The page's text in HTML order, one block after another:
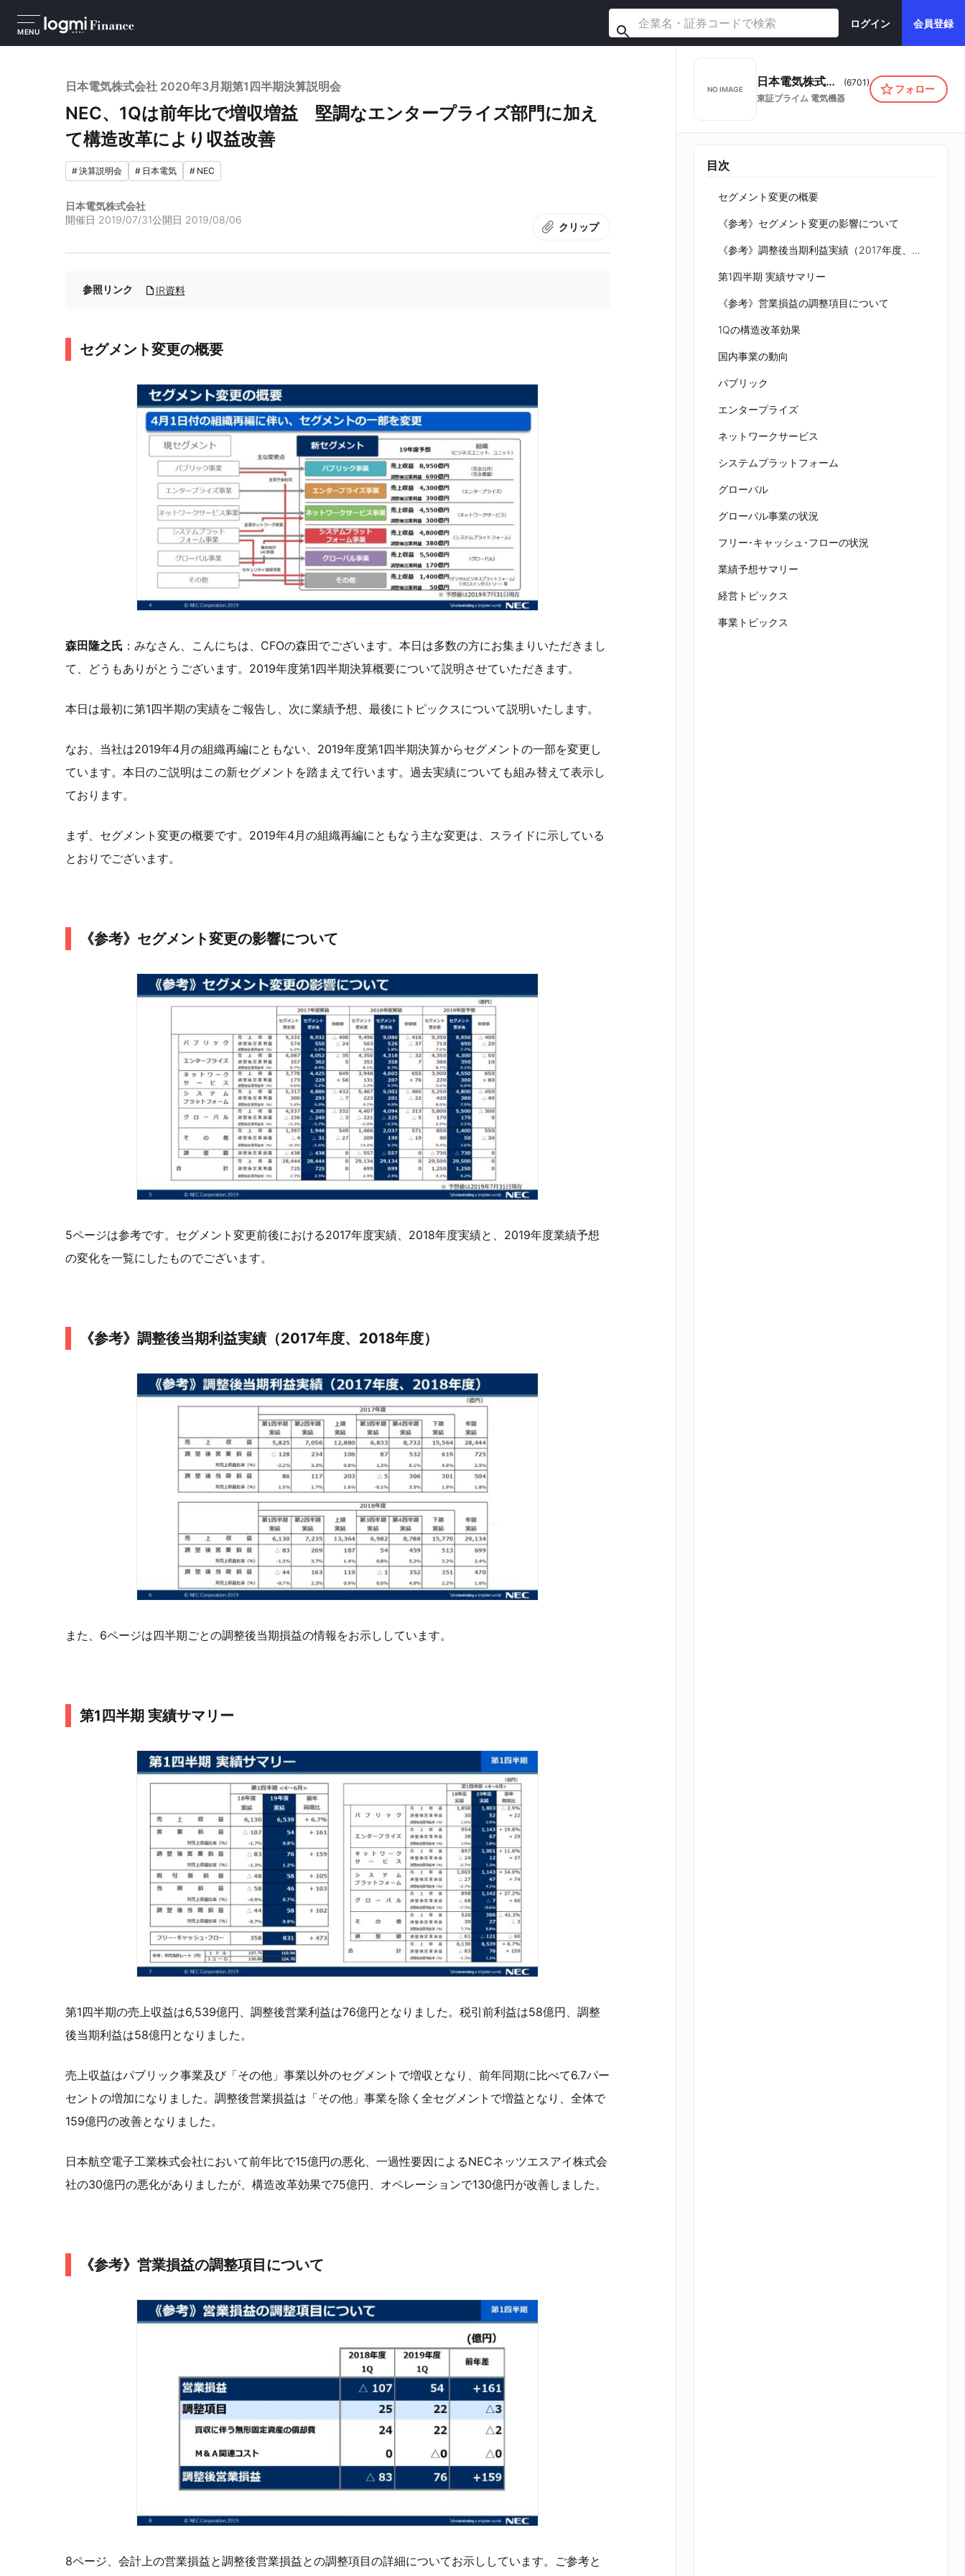
MENU
ログイン 会員登録
日本電気株式会社 2020年3月期第1四半期決算説明会
NEC、1Qは前年比で増収増益 堅調なエンタープライズ部門に加え
て構造改革により収益改善
#決算説明会 # 日本電気 # NEC
日本電気株式会社
開催日 2019/07/31公開日 2019/08/06
クリップ
参照リンク IR資料
セグメント変更の概要
森田隆之氏 ：みなさん、こんにちは、CFOの森田でございます。本日は多数の方にお集まりいただきまし
て、どうもありがとうございます。2019年度第1四半期決算概要について説明させていただきます。
本日は最初に第1四半期の実績をご報告し、次に業績予想、最後にトピックスについて説明いたします。
なお、当社は2019年4月の組織再編にともない、2019年度第1四半期決算からセグメントの一部を変更し
ています。本日のご説明はこの新セグメントを踏まえて行います。過去実績についても組み替えて表示し
ております。
まず、セグメント変更の概要です。2019年4月の組織再編にともなう主な変更は、スライドに示している
とおりでございます。
《参考》セグメント変更の影響について
5ページは参考です。セグメント変更前後における2017年度実績、2018年度実績と、2019年度業績予想
の変化を一覧にしたものでございます。
《参考》調整後当期利益実績（2017年度、2018年度）
また、6ページは四半期ごとの調整後当期損益の情報をお示ししています。
第1四半期 実績サマリー
第1四半期の売上収益は6,539億円、調整後営業利益は76億円となりました。税引前利益は58億円、調整
後当期利益は58億円となりました。
売上収益はパブリック事業及び「その他」事業以外のセグメントで増収となり、前年同期に比べて6.7パー
セントの増加になりました。調整後営業損益は「その他」事業を除く全セグメントで増益となり、全体で
159億円の改善となりました。
日本航空電子工業株式会社において前年比で15億円の悪化、一過性要因によるNECネッツエスアイ株式会
社の30億円の悪化がありましたが、構造改革効果で75億円、オペレーションで130億円が改善しました。
《参考》営業損益の調整項目について
8ページ、会計上の営業損益と調整後営業損益との調整項目の詳細についてお示ししています。ご参考と
NO IMAGE
日本電気株式会社 (6701)
東証プライム 電気機器
フォロー
目次
セグメント変更の概要
《参考》セグメント変更の影響について
《参考》調整後当期利益実績（2017年度、2018年度）
第1四半期 実績サマリー
《参考》営業損益の調整項目について
1Qの構造改革効果
国内事業の動向
パブリック
エンタープライズ
ネットワークサービス
システムプラットフォーム
グローバル
グローバル事業の状況
フリー･キャッシュ･フローの状況
業績予想サマリー
経営トピックス
事業トピックス